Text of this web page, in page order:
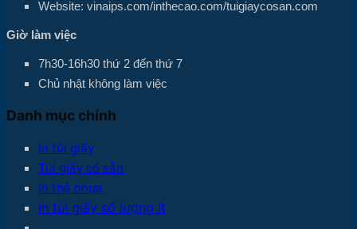
Website: vinaips.com/inthecao.com/tuigiaycosan.com
Giờ làm việc
7h30-16h30 thứ 2 đến thứ 7
Chủ nhật không làm việc
Danh mục chính
In túi giấy
Túi giấy có sẵn
In thẻ nhựa
In túi giấy số lượng ít